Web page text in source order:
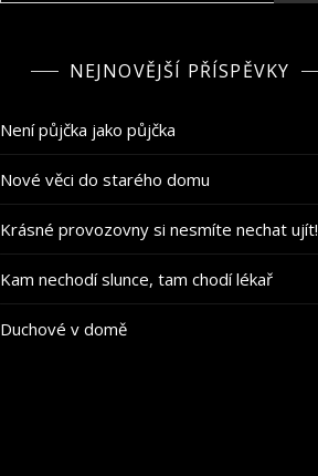
NEJNOVĚJŠÍ PŘÍSPĚVKY
Není půjčka jako půjčka
Nové věci do starého domu
Krásné provozovny si nesmíte nechat ujít!
Kam nechodí slunce, tam chodí lékař
Duchové v domě